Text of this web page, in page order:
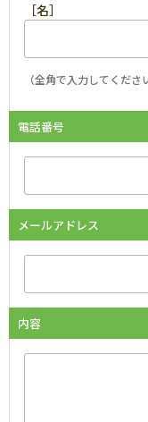
［名］
（全角で入力してくださ
電話番号
メールアドレス
内容